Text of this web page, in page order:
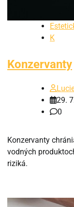
K
Konzervanty
29.
0
Konzervanty
vodných
riziká.